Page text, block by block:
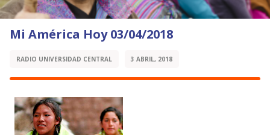
Mi América Hoy 03/04/2018
RADIO UNIVERSIDAD CENTRAL 3 ABRIL, 2018